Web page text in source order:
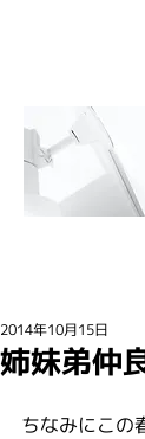
姉妹弟仲
2014年10月15日
ちなみにこの